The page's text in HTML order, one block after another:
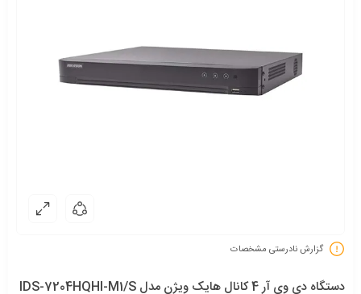
گزارش نادرستی مشخصات
دستگاه دی وی آر 4 کانال هایک ویژن مدل IDS-7204HQHI-M1/S